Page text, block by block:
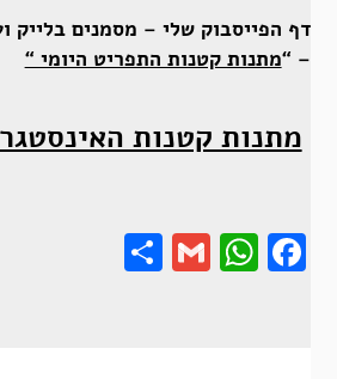
דף הפייסבוק שלי – מסמנים בלייק
– “מתנות קטנות התפריט היומי “
מתנות קטנות
Gmail
Share